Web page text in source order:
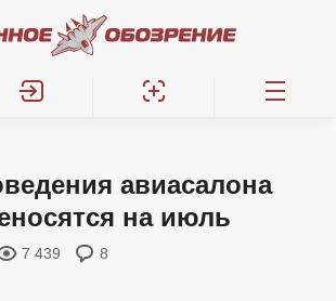
авиасалона
на июль
7 439 8